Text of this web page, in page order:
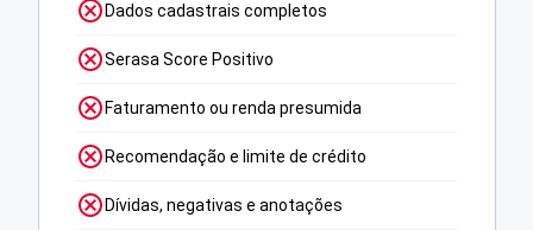
Dados cadastrais completos
Serasa Score Positivo
Faturamento ou renda presumida
Recomendação e limite de crédito
Dívidas, negativas e anotações